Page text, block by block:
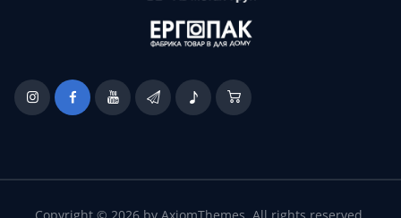
Copyright © 2026 by AxiomThemes. All rights reserved.